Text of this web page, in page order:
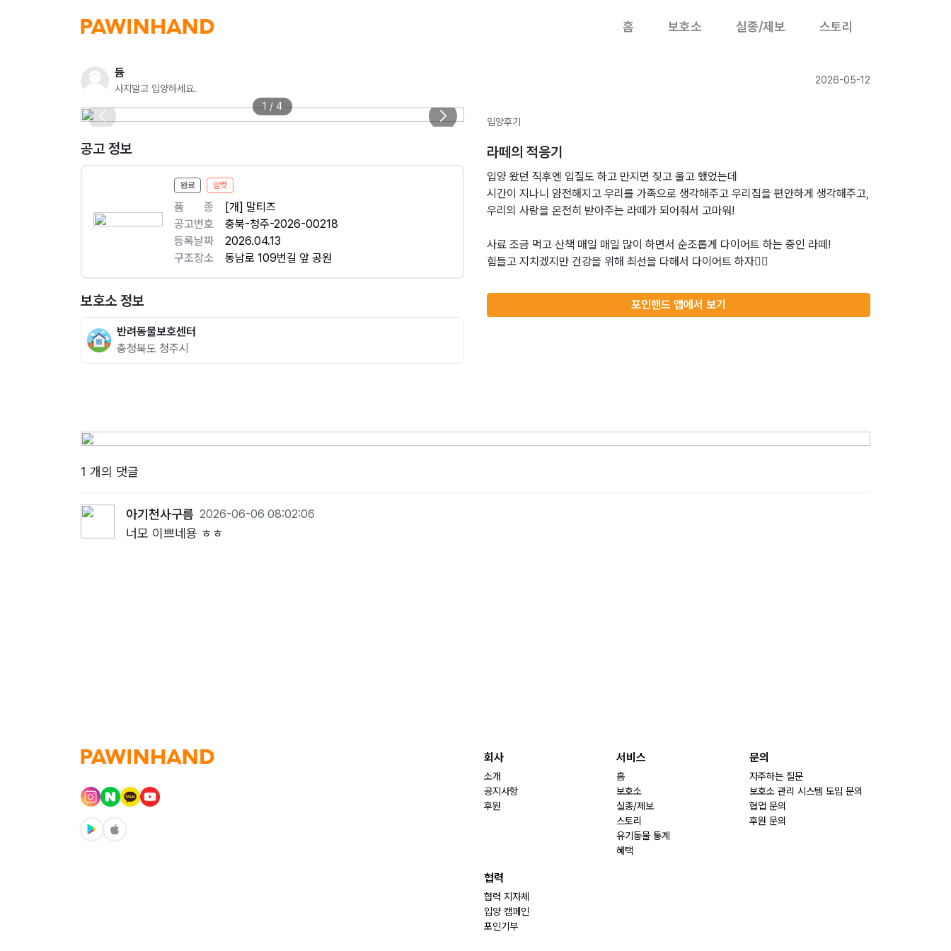
홈 보호소 실종/제보 스토리
듐
사지말고 입양하세요.
2026-05-12
1 / 4
공고 정보
완료 암컷
품ㅤㅤ종
[개] 말티즈
공고번호
충북-청주-2026-00218
등록날짜
2026.04.13
구조장소
동남로 109번길 앞 공원
보호소 정보
반려동물보호센터
충청북도 청주시
입양후기
라떼의 적응기
입양 왔던 직후엔 입질도 하고 만지면 짖고 울고 했었는데
시간이 지나니 얌전해지고 우리를 가족으로 생각해주고 우리집을 편안하게 생각해주고,
우리의 사랑을 온전히 받아주는 라떼가 되어줘서 고마워!
사료 조금 먹고 산책 매일 매일 많이 하면서 순조롭게 다이어트 하는 중인 라떼!
힘들고 지치겠지만 건강을 위해 최선을 다해서 다이어트 하자👍🏻
포인핸드 앱에서 보기
1 개의 댓글
아기천사구름 2026-06-06 08:02:06
너모 이쁘네용 ㅎㅎ
회사
소개
공지사항
후원
서비스
홈
보호소
실종/제보
스토리
유기동물 통계
혜택
문의
자주하는 질문
보호소 관리 시스템 도입 문의
협업 문의
후원 문의
협력
협력 지자체
입양 캠페인
포인기부